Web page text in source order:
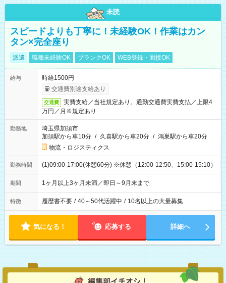
未読
スピードよりも丁寧に！未経験OK！作業はカン
タン×完全座り
派遣 職種未経験OK ブランクOK WEB登録・面接OK
給与
時給1500円
交通費別途支給あり
交通費
実費支給／当社規定あり。通勤交通費実費支払／上限4
万円／月※規定あり
勤務地
埼玉県加須市
加須駅から車10分 / 久喜駅から車20分 / 鴻巣駅から車20分
物流・ロジスティクス
勤務時間 (1)09:00-17:00(休憩60分) ※休憩（12:00-12:50、15:00-15:10）
期間 1ヶ月以上3ヶ月未満／即日～9月末まで
特徴 履歴書不要 / 40～50代活躍中 / 10名以上の大量募集
気になる！ 応募する 詳細へ